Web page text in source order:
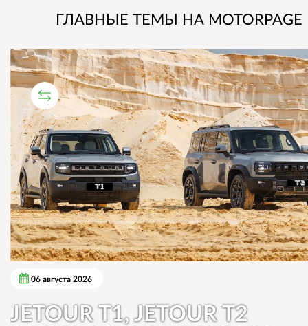
ГЛАВНЫЕ ТЕМЫ НА MOTORPAGE
СРАВНИТЕЛЬНЫЙ ТЕСТ
06 августа 2026
JETOUR T1, JETOUR T2